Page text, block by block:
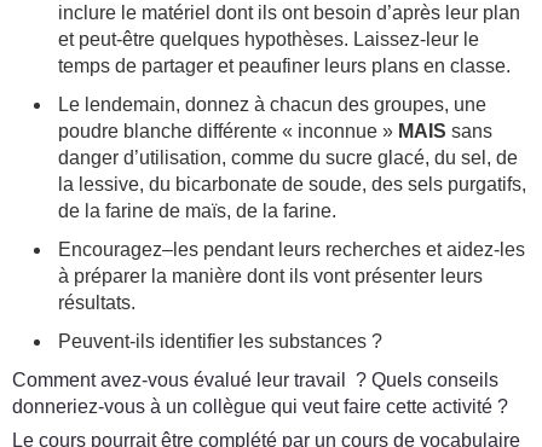
inclure le matériel dont ils ont besoin d’après leur plan
et peut-être quelques hypothèses. Laissez-leur le
temps de partager et peaufiner leurs plans en classe.
Le lendemain, donnez à chacun des groupes, une
poudre blanche différente « inconnue » MAIS sans
danger d’utilisation, comme du sucre glacé, du sel, de
la lessive, du bicarbonate de soude, des sels purgatifs,
de la farine de maïs, de la farine.
Encouragez–les pendant leurs recherches et aidez-les
à préparer la manière dont ils vont présenter leurs
résultats.
Peuvent-ils identifier les substances ?
Comment avez-vous évalué leur travail ? Quels conseils
donneriez-vous à un collègue qui veut faire cette activité ?
Le cours pourrait être complété par un cours de vocabulaire